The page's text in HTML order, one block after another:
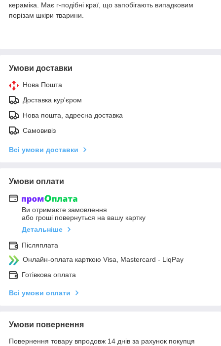
кераміка. Має г-подібні краї що запобігають випадковим
порізам шкіри тварини.
Умови доставки
Нова Пошта
Доставка кур'єром
Нова пошта, адресна доставка
Самовивіз
Всі умови доставки
Умови оплати
Ви отримаєте замовлення
або гроші повернуться на вашу картку
Детальніше
Післяплата
Онлайн-оплата карткою Visa, Mastercard - LiqPay
Готівкова оплата
Всі умови оплати
Умови повернення
Повернення товару впродовж 14 днів за рахунок покупця